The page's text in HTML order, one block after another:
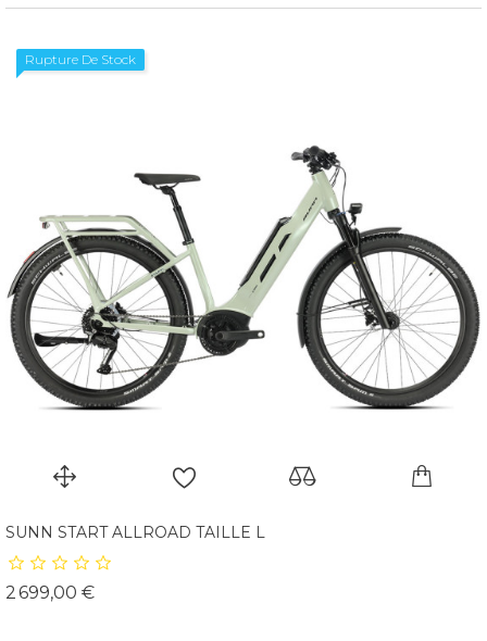
Rupture De Stock
SUNN START ALLROAD TAILLE L
2 699,00 €Prix